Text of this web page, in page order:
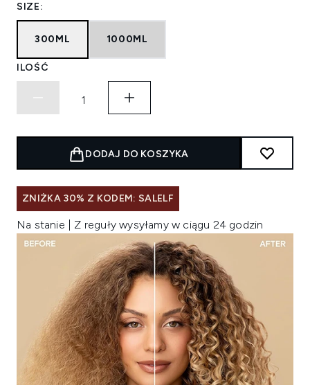
SIZE:
300ML 1000ML
ILOŚĆ
DODAJ DO KOSZYKA
ZNIŻKA 30% Z KODEM: SALELF
Na stanie | Z reguły wysyłamy w ciągu 24 godzin